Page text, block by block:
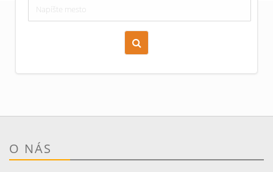
Zoraď podľa času pridania
O NÁS